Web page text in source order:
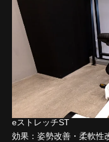
eストレッチST
効果：姿勢改善・柔軟性